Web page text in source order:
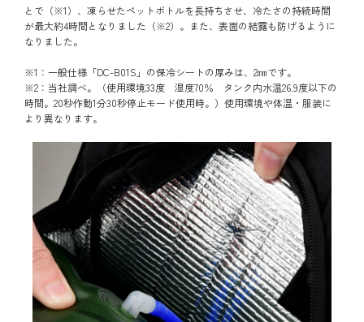
とで（※1）、凍らせたペットボトルを長持ちさせ、冷たさの持続時間
が最大約4時間となりました（※2）。また、表面の結露も防げるように
なりました。
※1：一般仕様「DC-B01S」の保冷シートの厚みは、2㎜です。
※2：当社調べ。（使用環境33度 湿度70％ タンク内水温26.9度以下の
時間。20秒作動1分30秒停止モード使用時。）使用環境や体温・服装に
より異なります。